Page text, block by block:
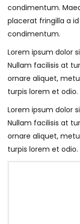
condimentum.
placerat fringilla a
condimentum.
Lorem ipsum dolor
Nullam facilisis at
ornare aliquet,
turpis lorem et
Lorem ipsum dolor
Nullam facilisis at
ornare aliquet,
turpis lorem et